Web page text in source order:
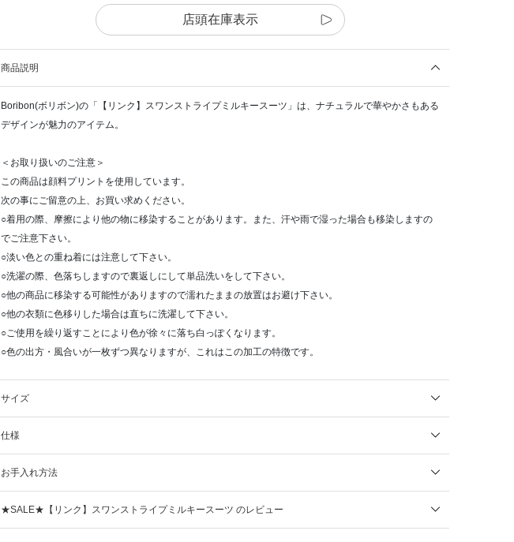
店頭在庫表示
商品説明
Boribon(ボリボン)の「【リンク】スワンストライプミルキースーツ」は、ナチュラルで華やかさもある
デザインが魅力のアイテム。
＜お取り扱いのご注意＞
この商品は顔料プリントを使用しています。
次の事にご留意の上、お買い求めください。
○着用の際、摩擦により他の物に移染することがあります。また、汗や雨で湿った場合も移染しますの
でご注意下さい。
○淡い色との重ね着には注意して下さい。
○洗濯の際、色落ちしますので裏返しにして単品洗いをして下さい。
○他の商品に移染する可能性がありますので濡れたままの放置はお避け下さい。
○他の衣類に色移りした場合は直ちに洗濯して下さい。
○ご使用を繰り返すことにより色が徐々に落ち白っぽくなります。
○色の出方・風合いが一枚ずつ異なりますが、これはこの加工の特徴です。
サイズ
仕様
お手入れ方法
★SALE★【リンク】スワンストライプミルキースーツ のレビュー